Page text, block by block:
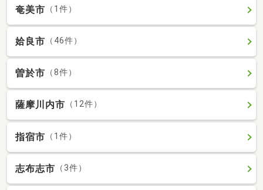
奄美市 （1件）
姶良市 （46件）
曽於市 （8件）
薩摩川内市 （12件）
指宿市 （1件）
志布志市 （3件）